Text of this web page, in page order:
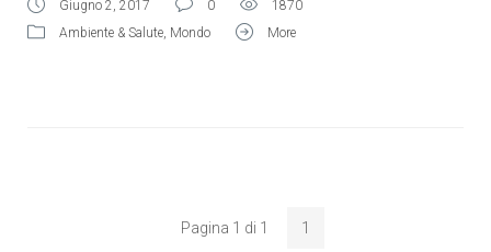
Giugno 2, 2017 0
1870
Ambiente & Salute, Mondo More
Pagina 1 di 1 1